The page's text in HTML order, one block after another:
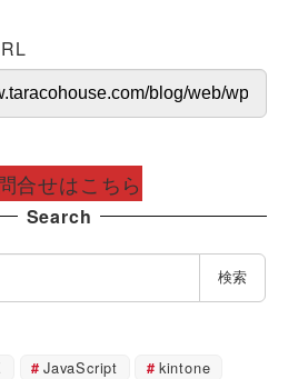
合せはこちら
Search
検索
JavaScript
kintone